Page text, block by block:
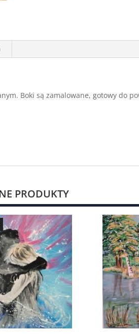
Boki są zamalowane, gotowy do
PRODUKTY